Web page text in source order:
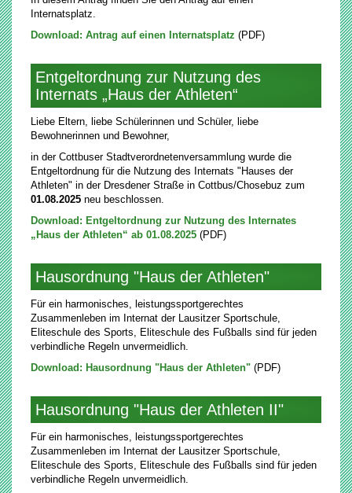
Internatsplatz.
Download: Antrag auf einen Internatsplatz (PDF)
Entgeltordnung zur Nutzung des
Internats „Haus der Athleten“
Liebe Eltern, liebe Schülerinnen und Schüler, liebe
Bewohnerinnen und Bewohner,
in der Cottbuser Stadtverordnetenversammlung wurde die
Entgeltordnung für die Nutzung des Internats "Hauses der
Athleten" in der Dresdener Straße in Cottbus/Chosebuz zum
01.08.2025 neu beschlossen.
Download: Entgeltordnung zur Nutzung des Internates
„Haus der Athleten“ ab 01.08.2025 (PDF)
Hausordnung "Haus der Athleten"
Für ein harmonisches, leistungssportgerechtes
Zusammenleben im Internat der Lausitzer Sportschule,
Eliteschule des Sports, Eliteschule des Fußballs sind für jeden
verbindliche Regeln unvermeidlich.
Download: Hausordnung "Haus der Athleten" (PDF)
Hausordnung "Haus der Athleten II"
Für ein harmonisches, leistungssportgerechtes
Zusammenleben im Internat der Lausitzer Sportschule,
Eliteschule des Sports, Eliteschule des Fußballs sind für jeden
verbindliche Regeln unvermeidlich.